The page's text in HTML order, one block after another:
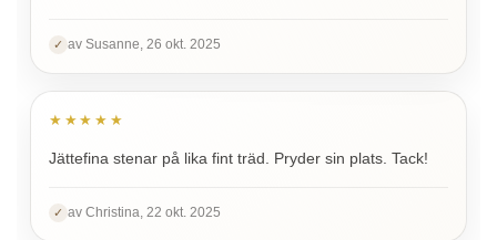
✓ av Susanne, 26 okt. 2025
★★★★★
Jättefina stenar på lika fint träd. Pryder sin plats. Tack!
✓ av Christina, 22 okt. 2025